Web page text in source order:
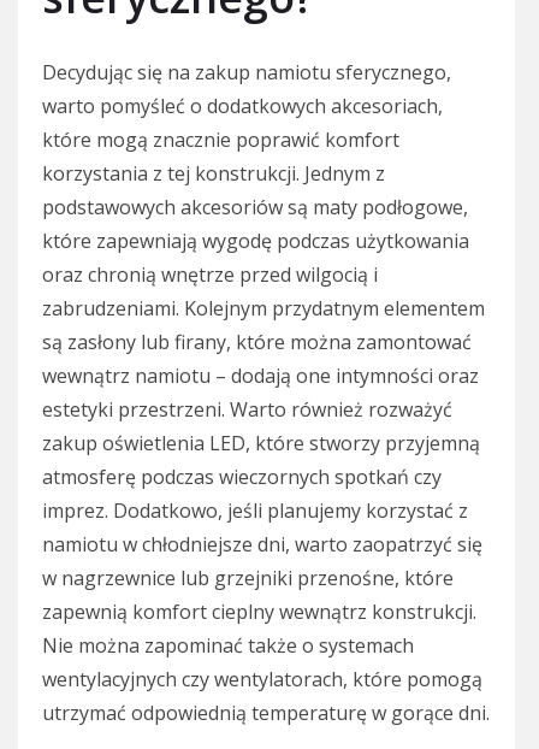
Decydując się na zakup namiotu sferycznego,
warto pomyśleć o dodatkowych akcesoriach,
które mogą znacznie poprawić komfort
korzystania z tej konstrukcji. Jednym z
podstawowych akcesoriów są maty podłogowe,
które zapewniają wygodę podczas użytkowania
oraz chronią wnętrze przed wilgocią i
zabrudzeniami. Kolejnym przydatnym elementem
są zasłony lub firany, które można zamontować
wewnątrz namiotu – dodają one intymności oraz
estetyki przestrzeni. Warto również rozważyć
zakup oświetlenia LED, które stworzy przyjemną
atmosferę podczas wieczornych spotkań czy
imprez. Dodatkowo, jeśli planujemy korzystać z
namiotu w chłodniejsze dni, warto zaopatrzyć się
w nagrzewnice lub grzejniki przenośne, które
zapewnią komfort cieplny wewnątrz konstrukcji.
Nie można zapominać także o systemach
wentylacyjnych czy wentylatorach, które pomogą
utrzymać odpowiednią temperaturę w gorące dni.